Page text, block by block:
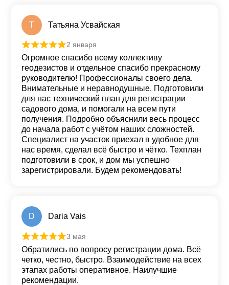
Т Татьяна Усвайская
Оценка из 5
2 января
Огромное спасибо всему коллективу
геодезистов и отдельное спасибо прекрасному
руководителю! Профессионалы своего дела.
Внимательные и неравнодушные. Подготовили
для нас технический план для регистрации
садового дома, и помогали на всем пути
получения. Подробно объяснили весь процесс
до начала работ с учётом наших сложностей.
Специалист на участок приехал в удобное для
нас время, сделал всё быстро и чётко. Техплан
подготовили в срок, и дом мы успешно
зарегистрировали. Будем рекомендовать!
D Daria Vais
Оценка 5из 5
3 мая
Обратились по вопросу регистрации дома. Всё
четко, честно, быстро. Взаимодействие на всех
этапах работы оперативное. Наилучшие
рекомендации.